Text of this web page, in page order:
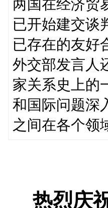
两国在经济贸
已开始建交谈
已存在的友好
外交部发言人
家关系史上的
和国际问题深
之间在各个领
热烈庆